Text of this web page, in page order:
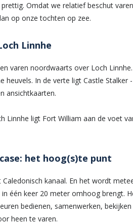
Omdat we relatief beschut
op onze tochten op zee.
Linnhe
varen noordwaarts over Loch
heuvels. In de verte ligt Castle
ansichtkaarten.
Linnhe ligt Fort William aan de voet
het hoog(s)te punt
kanaal. En het wordt
één keer 20 meter omhoog brengt.
bedienen, samenwerken,
heen te varen.